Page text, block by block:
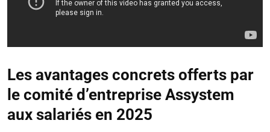
Les avantages concrets offerts par
le comité d’entreprise Assystem
aux salariés en 2025